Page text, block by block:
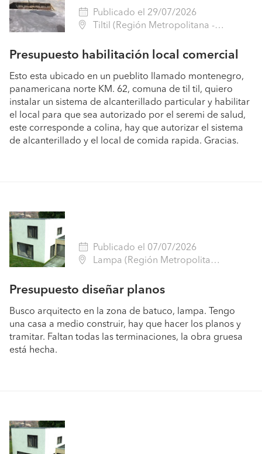
Publicado el 29/07/2026
Tiltil (Región Metropolitana - Chacabuco)
Presupuesto habilitación local comercial
Esto esta ubicado en un pueblito llamado montenegro,
panamericana norte KM. 62, comuna de til til, quiero
instalar un sistema de alcanterillado particular y habilitar
el local para que sea autorizado por el seremi de salud,
este corresponde a colina, hay que autorizar el sistema
de alcanterillado y el local de comida rapida. Gracias.
Publicado el 07/07/2026
Lampa (Región Metropolitana - Chacabuco)
Presupuesto diseñar planos
Busco arquitecto en la zona de batuco, lampa. Tengo
una casa a medio construir, hay que hacer los planos y
tramitar. Faltan todas las terminaciones, la obra gruesa
está hecha.